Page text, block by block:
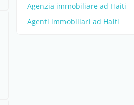
Agenzia immobiliare ad Haiti
Agenti immobiliari ad Haiti